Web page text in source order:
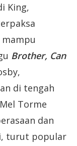
King,
Brother, Can
di tengah
Torme
dan
turut popular